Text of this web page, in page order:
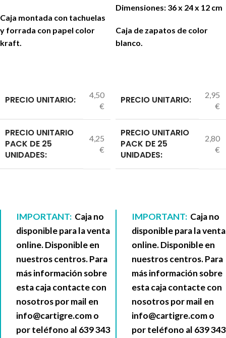
Caja montada con tachuelas
y forrada con papel color
kraft.
PRECIO UNITARIO:
4,50
€
PRECIO UNITARIO
PACK DE 25
UNIDADES:
4,25
€
IMPORTANT: Caja no
disponible para la venta
online. Disponible en
nuestros centros. Para
más información sobre
esta caja contacte con
nosotros por mail en
info@cartigre.como
por teléfono al 639 343
Dimensiones: 36 x 24 x 12 cm
Caja de zapatos de color
blanco.
PRECIO UNITARIO:
2,95
€
PRECIO UNITARIO
PACK DE 25
UNIDADES:
2,80
€
IMPORTANT: Caja no
disponible para la venta
online. Disponible en
nuestros centros. Para
más información sobre
esta caja contacte con
nosotros por mail en
info@cartigre.como
por teléfono al 639 343